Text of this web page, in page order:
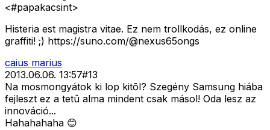
<#papakacsint>
Histeria est magistra vitae. Ez nem trollkodás, ez online
graffiti! ;) https://suno.com/@nexus65ongs
caius marius
2013.06.06. 13:57#13
Na mosmongyátok ki lop kitõl? Szegény Samsung hiába
fejleszt ez a tetû alma mindent csak másol! Oda lesz az
innováció...
Hahahahaha 😊